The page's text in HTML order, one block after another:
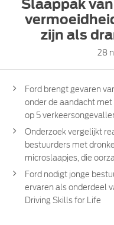
Slaappak
zijn als
28
Ford brengt gevaren
onder de aandacht met
op 5
Onderzoek vergelijkt
bestuurders met
microslaapjes, die
Ford nodigt jonge
ervaren als onderdeel
Driving Skills for Life